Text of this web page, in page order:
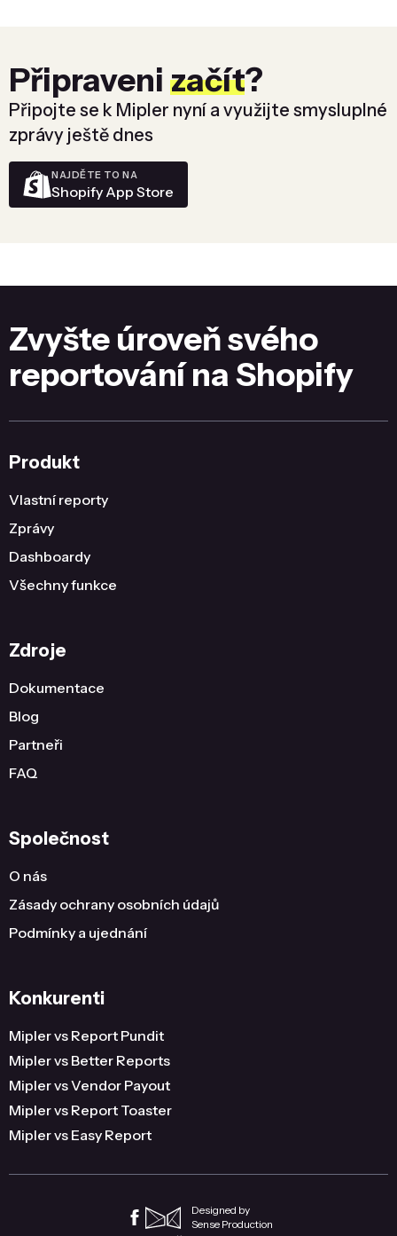
Připraveni začít?
Připojte se k Mipler nyní a využijte smysluplné
zprávy ještě dnes
NAJDĚTE TO NA
Shopify App Store
Zvyšte úroveň svého
reportování na Shopify
Produkt
Vlastní reporty
Zprávy
Dashboardy
Všechny funkce
Zdroje
Dokumentace
Blog
Partneři
FAQ
Společnost
O nás
Zásady ochrany osobních údajů
Podmínky a ujednání
Konkurenti
Mipler vs Report Pundit
Mipler vs Better Reports
Mipler vs Vendor Payout
Mipler vs Report Toaster
Mipler vs Easy Report
Designed by
Sense Production